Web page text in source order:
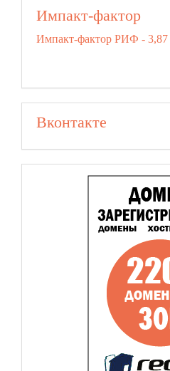
Импакт-фактор
Импакт-фактор РИФ - 3,87
Вконтакте